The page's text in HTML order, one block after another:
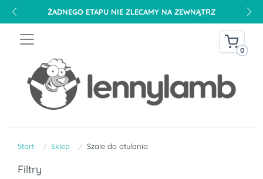
ŻADNEGO ETAPU NIE ZLECAMY NA ZEWNĄTRZ
0
Start Sklep Szale do otulania
Filtry